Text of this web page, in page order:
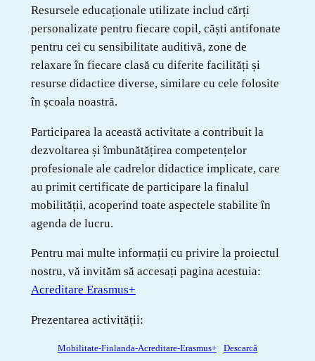
Resursele educaționale utilizate includ cărți
personalizate pentru fiecare copil, căști antifonate
pentru cei cu sensibilitate auditivă, zone de
relaxare în fiecare clasă cu diferite facilități și
resurse didactice diverse, similare cu cele folosite
în școala noastră.
Participarea la această activitate a contribuit la
dezvoltarea și îmbunătățirea competențelor
profesionale ale cadrelor didactice implicate, care
au primit certificate de participare la finalul
mobilității, acoperind toate aspectele stabilite în
agenda de lucru.
Pentru mai multe informații cu privire la proiectul
nostru, vă invităm să accesați pagina acestuia:
Acreditare Erasmus+
Prezentarea activității:
Mobilitate-Finlanda-Acreditare-Erasmus+ Descarcă